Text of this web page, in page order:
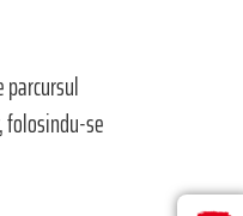
parcursul
folosindu-se